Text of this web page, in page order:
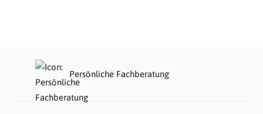
Persönliche Fachberatung